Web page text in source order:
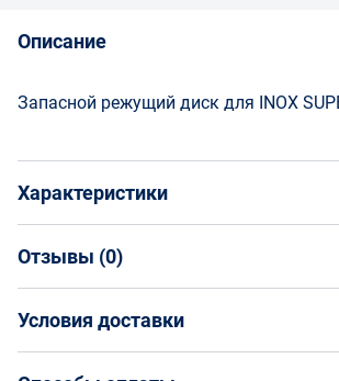
Описание
Запасной режущий диск для INOX
Характеристики
Общая информация
ROTHENBERGER
Артикул
Отзывы (0)
НАПИСАТЬ ОТЗЫВ
Условия доставки